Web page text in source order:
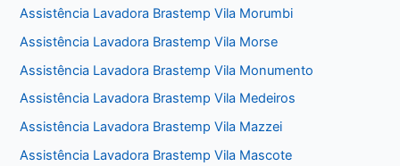
Assistência Lavadora Brastemp Vila Morumbi
Assistência Lavadora Brastemp Vila Morse
Assistência Lavadora Brastemp Vila Monumento
Assistência Lavadora Brastemp Vila Medeiros
Assistência Lavadora Brastemp Vila Mazzei
Assistência Lavadora Brastemp Vila Mascote